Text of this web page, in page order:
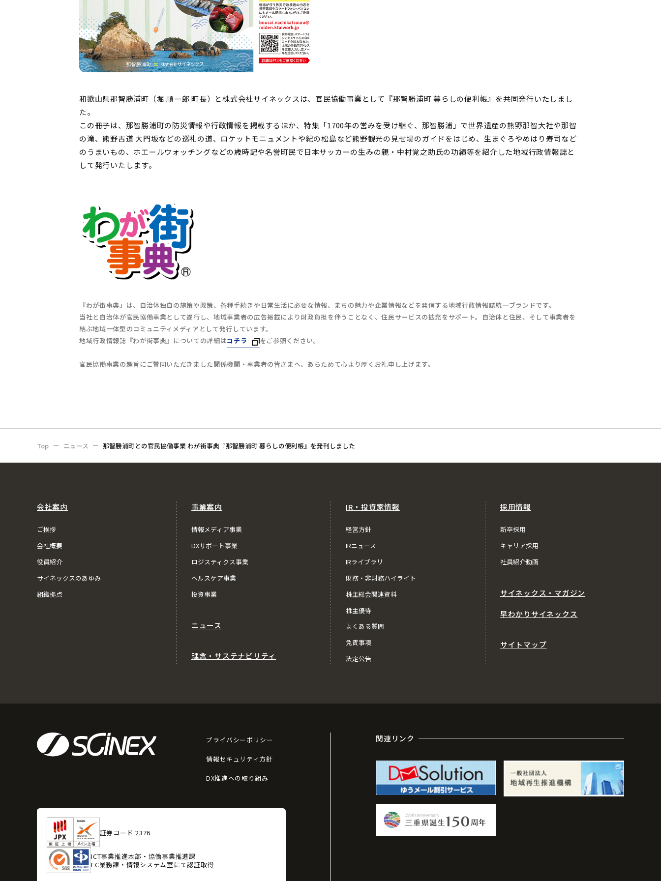
和歌山県那智勝浦町（堀 順一郎 町長）と株式会社サイネックスは、官民協働事業として『那智勝浦町 暮らしの便利帳』を共同発行いたしまし
た。
この冊子は、那智勝浦町の防災情報や行政情報を掲載するほか、特集「1700年の営みを受け継ぐ、那智勝浦」で世界遺産の熊野那智大社や那智
の滝、熊野古道 大門坂などの巡礼の道、ロケットモニュメントや紀の松島など熊野観光の見せ場のガイドをはじめ、生まぐろやめはり寿司など
のうまいもの、ホエールウォッチングなどの歳時記や名誉町民で日本サッカーの生みの親・中村覚之助氏の功績等を紹介した地域行政情報誌と
して発行いたします。
『わが街事典』は、自治体独自の施策や政策、各種手続きや日常生活に必要な情報、まちの魅力や企業情報などを発信する地域行政情報誌統一ブランドです。
当社と自治体が官民協働事業として遂行し、地域事業者の広告掲載により財政負担を伴うことなく、住民サービスの拡充をサポート。自治体と住民、そして事業者を
結ぶ地域一体型のコミュニティメディアとして発行しています。
地域行政情報誌『わが街事典』についての詳細はコチラ をご参照ください。
官民協働事業の趣旨にご賛同いただきました関係機関・事業者の皆さまへ、あらためて心より厚くお礼申し上げます。
Top ニュース 那智勝浦町との官民協働事業 わが街事典『那智勝浦町 暮らしの便利帳』を発刊しました
会社案内
ご挨拶
会社概要
役員紹介
サイネックスのあゆみ
組織拠点
事業案内
情報メディア事業
DXサポート事業
ロジスティクス事業
ヘルスケア事業
投資事業
ニュース
理念・サステナビリティ
IR・投資家情報
経営方針
IRニュース
IRライブラリ
財務・非財務ハイライト
株主総会関連資料
株主優待
よくある質問
免責事項
法定公告
採用情報
新卒採用
キャリア採用
社員紹介動画
サイネックス・マガジン
早わかりサイネックス
サイトマップ
プライバシーポリシー
情報セキュリティ方針
DX推進への取り組み
証券コード 2376
ICT事業推進本部・協働事業推進課
EC業務課・情報システム室にて認証取得
関連リンク